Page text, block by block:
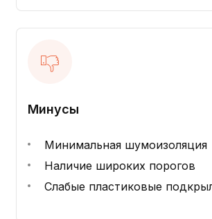
Минусы
Минимальная шумоизоляция
Наличие широких порогов
Слабые пластиковые